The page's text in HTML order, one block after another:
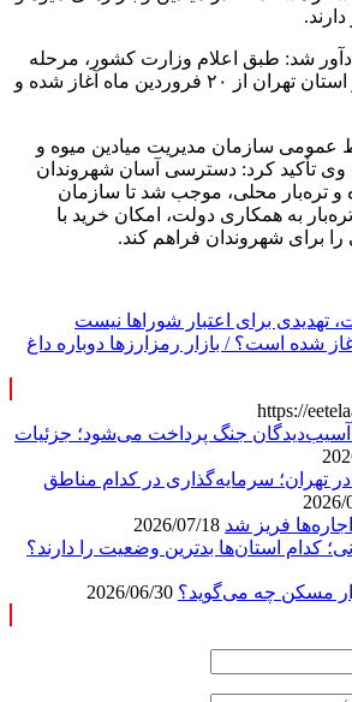
شد: طبق اعلام وزارت کشور، مرحله
دوم توزیع کالابرگ‌ها در استان تهران از ۲۰ فروردین ماه آغاز شده و
سازمان مدیریت میادین میوه و
وی تأکید کرد: دسترسی آسان شهروندان
و تره‌بار محلی، موجب شد تا سازمان
به همکاری دولت، امکان خرید با
را برای شهروندان فراهم کند.
شده است؟ / بازار رمزارزها دوباره داغ
https://
جنگ پرداخت می‌شود؛ جزئیات
در تهران؛ سرمایه‌گذاری در کدام مناطق
فریز شد
کدام استان‌ها بدترین وضعیت را دارند؟
مسکن چه می‌گوید؟